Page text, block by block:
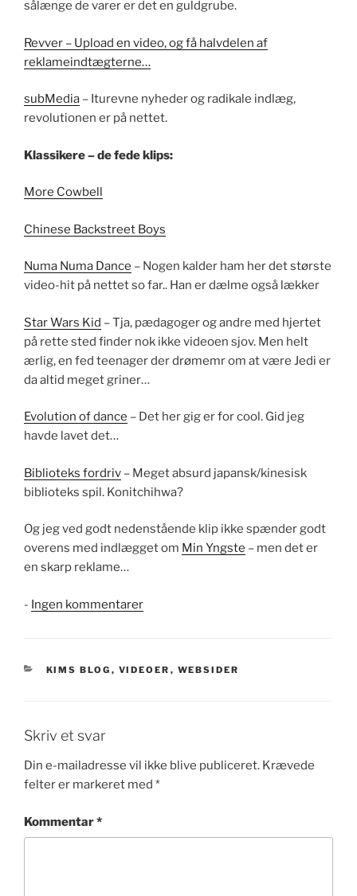
sålænge de varer er det en guldgrube.
Revver – Upload en video, og få halvdelen af
reklameindtægterne…
subMedia – Iturevne nyheder og radikale indlæg,
revolutionen er på nettet.
Klassikere – de fede klips:
More Cowbell
Chinese Backstreet Boys
Numa Numa Dance – Nogen kalder ham her det største
video-hit på nettet so far.. Han er dælme også lækker
Star Wars Kid – Tja, pædagoger og andre med hjertet
på rette sted finder nok ikke videoen sjov. Men helt
ærlig, en fed teenager der drømemr om at være Jedi er
da altid meget griner…
Evolution of dance – Det her gig er for cool. Gid jeg
havde lavet det…
Biblioteks fordriv – Meget absurd japansk/kinesisk
biblioteks spil. Konitchihwa?
Og jeg ved godt nedenstående klip ikke spænder godt
overens med indlægget om Min Yngste – men det er
en skarp reklame…
- Ingen kommentarertil
KATEGORIER
KIMS BLOG , VIDEOER , WEBSIDER
Skriv et svar
Din e-mailadresse vil ikke blive publiceret. Krævede
felter er markeret med *
Kommentar*